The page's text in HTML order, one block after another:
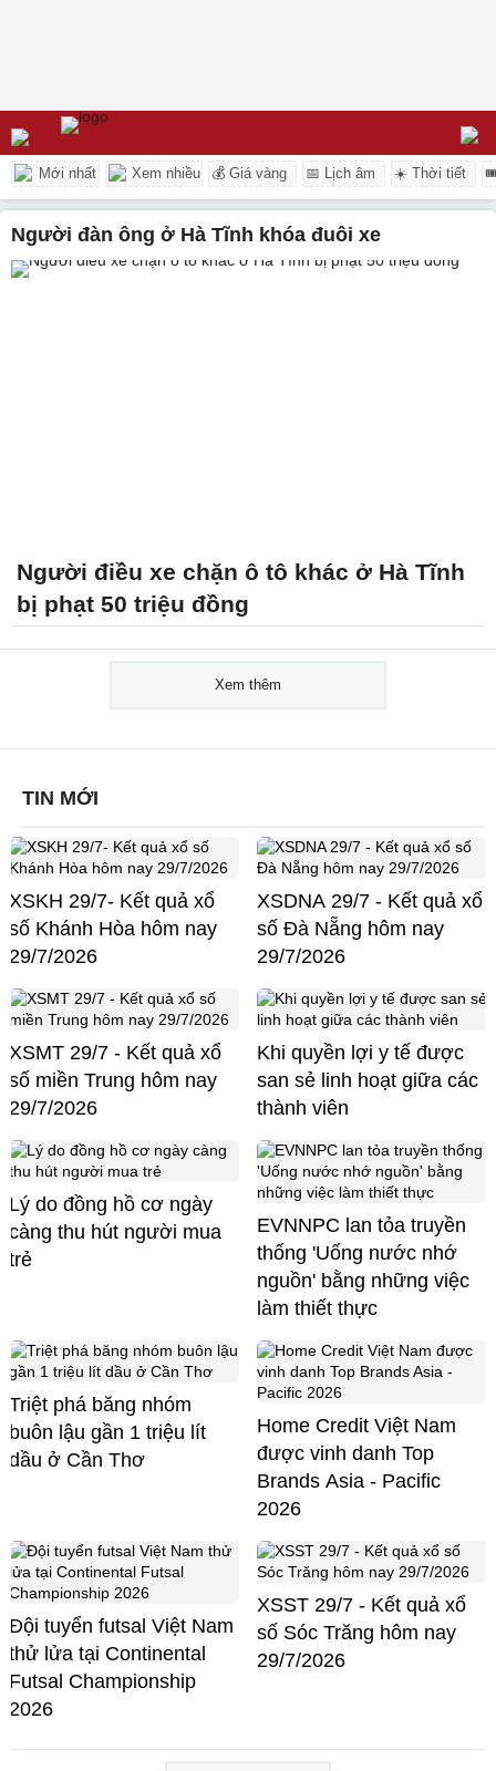
Mới nhất Xem nhiều 💰 Giá vàng 📅 Lịch âm ☀️ Thời tiết
người đàn ông ở Hà Tĩnh khóa đuôi xe
Người điều xe chặn ô tô khác ở Hà Tĩnh
bị phạt 50 triệu đồng
Xem thêm
TIN MỚI
XSKH 29/7- Kết quả xổ
số Khánh Hòa hôm nay
29/7/2026
XSDNA 29/7 - Kết quả xổ
số Đà Nẵng hôm nay
29/7/2026
XSMT 29/7 - Kết quả xổ
số miền Trung hôm nay
29/7/2026
Khi quyền lợi y tế được
san sẻ linh hoạt giữa các
thành viên
Lý do đồng hồ cơ ngày
càng thu hút người mua
trẻ
EVNNPC lan tỏa truyền
thống 'Uống nước nhớ
nguồn' bằng những việc
làm thiết thực
Triệt phá băng nhóm
buôn lậu gần 1 triệu lít
dầu ở Cần Thơ
Home Credit Việt Nam
được vinh danh Top
Brands Asia - Pacific
2026
Đội tuyển futsal Việt Nam
thử lửa tại Continental
Futsal Championship
2026
XSST 29/7 - Kết quả xổ
số Sóc Trăng hôm nay
29/7/2026